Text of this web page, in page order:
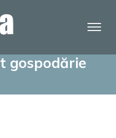
gospodărie